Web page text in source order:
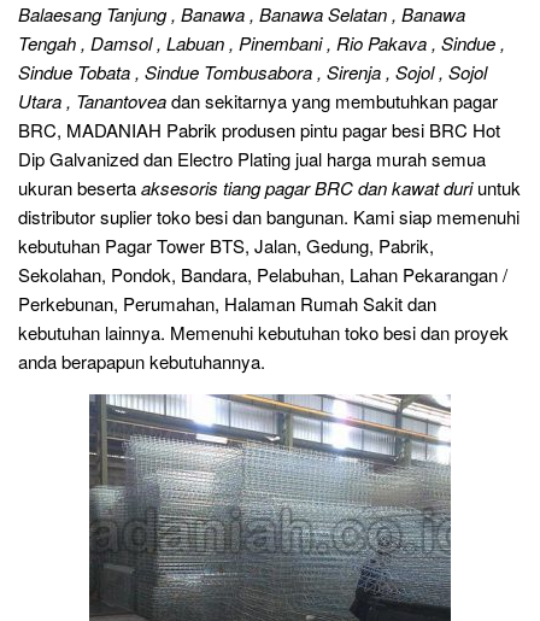
Balaesang Tanjung , Banawa , Banawa Selatan , Banawa
Tengah , Damsol , Labuan , Pinembani , Rio Pakava , Sindue ,
Sindue Tobata , Sindue Tombusabora , Sirenja , Sojol , Sojol
Utara , Tanantoveadan sekitarnya yang membutuhkan pagar
BRC, MADANIAH Pabrik produsen pintu pagar besi BRC Hot
Dip Galvanized dan Electro Plating jual harga murah semua
ukuran besertaaksesoris tiang pagar BRC dan kawat duriuntuk
distributor suplier toko besi dan bangunan. Kami siap memenuhi
kebutuhan Pagar Tower BTS, Jalan, Gedung, Pabrik,
Sekolahan, Pondok, Bandara, Pelabuhan, Lahan Pekarangan /
Perkebunan, Perumahan, Halaman Rumah Sakit dan
kebutuhan lainnya. Memenuhi kebutuhan toko besi dan proyek
anda berapapun kebutuhannya.